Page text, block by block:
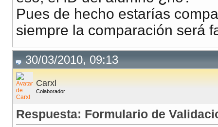
<td>Apellido
<td> <input
<td>Apellido
<td> <input
{
$ssql=
//Ejecuto la
$rs=mysql_query
//vemos si el
Pues de hecho estarías
siempre la comparación será
30/03/2010, 09:13
Carxl
Colaborador
Respuesta: Formulario de